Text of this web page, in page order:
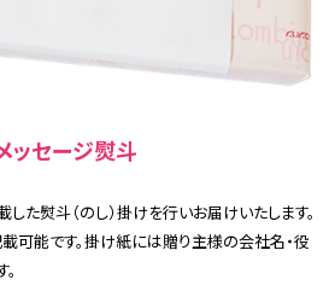
ッセージ熨斗
た熨斗（のし）掛けを行いお届けいたします。
可能です。掛け紙には贈り主様の会社名・役